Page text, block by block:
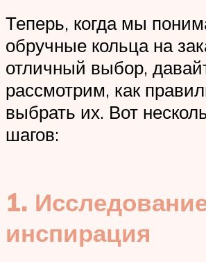
Теперь, когда мы
обручные кольца на
отличный выбор,
рассмотрим, как
выбрать их. Вот
шагов:
1.
инспирация